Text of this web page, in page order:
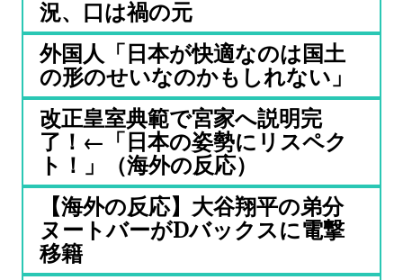
況、口は禍の元
外国人「日本が快適なのは国土
の形のせいなのかもしれない」
改正皇室典範で宮家へ説明完
了！←「日本の姿勢にリスペク
ト！」（海外の反応）
【海外の反応】大谷翔平の弟分
ヌートバーがDバックスに電撃
移籍